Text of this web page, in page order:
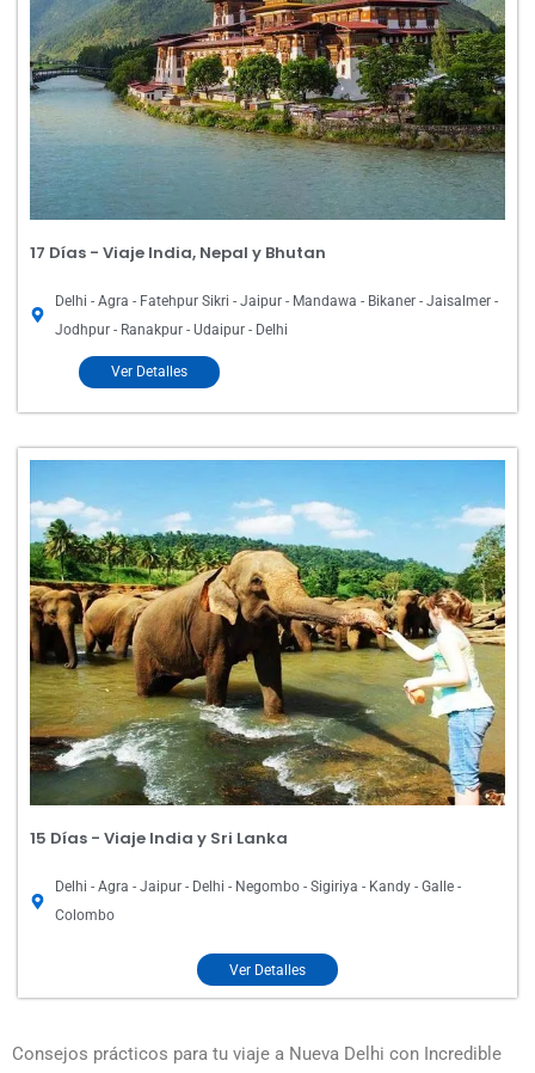
17 Días - Viaje India, Nepal y Bhutan
Delhi - Agra - Fatehpur Sikri - Jaipur - Mandawa - Bikaner - Jaisalmer -
Jodhpur - Ranakpur - Udaipur - Delhi
Ver Detalles
15 Días - Viaje India y Sri Lanka
Delhi - Agra - Jaipur - Delhi - Negombo - Sigiriya - Kandy - Galle -
Colombo
Ver Detalles
Consejos prácticos para tu viaje a Nueva Delhi con Incredible